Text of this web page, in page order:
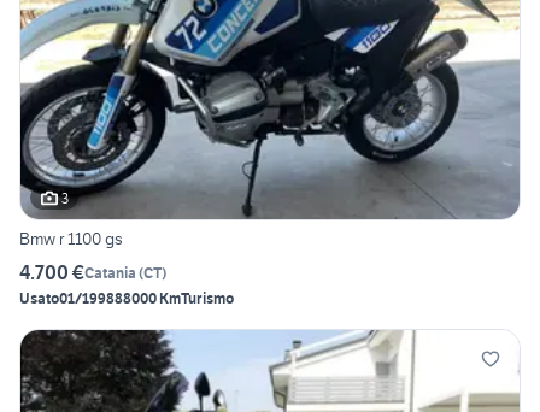
3
Bmw r 1100 gs
4.700 €Catania (CT)
Usato01/199888000 KmTurismo